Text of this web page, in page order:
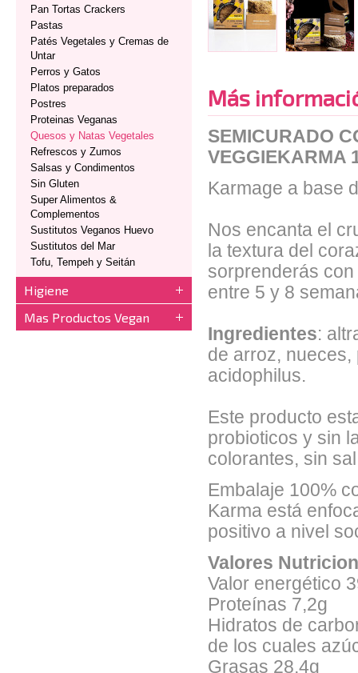
Pan Tortas Crackers
Pastas
Patés Vegetales y Cremas de
Untar
Perros y Gatos
Platos preparados
Postres
Proteinas Veganas
Quesos y Natas Vegetales
Refrescos y Zumos
Salsas y Condimentos
Sin Gluten
Super Alimentos &
Complementos
Sustitutos Veganos Huevo
Sustitutos del Mar
Tofu, Tempeh y Seitán
Higiene
Mas Productos Vegan
Más
SEMICURADO
VEGGIEKARMA
Karmage a base
Nos encanta el
la textura del
sorprenderás
entre 5 y 8
Ingredientes:
de arroz,
acidophilus.
Este producto
probioticos y sin
colorantes, sin
Embalaje 100%
Karma está
positivo a nivel
Valores
Valor energético
Proteínas 7,2g
Hidratos de
de los cuales
Grasas 28,4g